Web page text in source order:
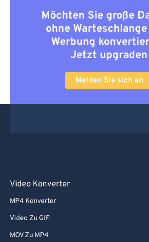
Möchten Sie große
ohne
Werbung
Jetzt upgraden
Melden Sie sich an
Video Konverter
MP4 Konverter
Video Zu GIF
MOV Zu MP4